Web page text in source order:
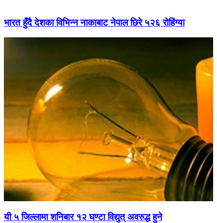
भारत हुँदै देशका विभिन्न नाकाबाट नेपाल छिरे ५२६ रोहिंग्या
यी ५ जिल्लामा शनिबार १२ घण्टा विद्युत् अवरुद्ध हुने